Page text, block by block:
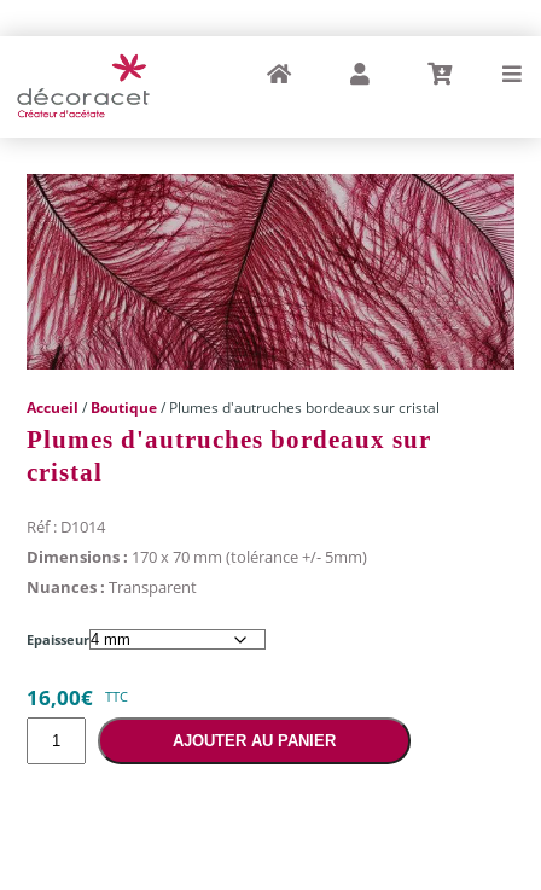
Accueil / Boutique/ Plumes d'autruches bordeaux sur cristal
Plumes d'autruches bordeaux sur
cristal
Réf : D1014
Dimensions : 170 x 70 mm (tolérance +/- 5mm)
Nuances :Transparent
Epaisseur
16,00€
TTC
AJOUTER AU PANIER